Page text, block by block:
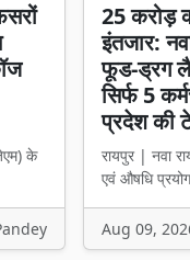
के
25 करोड़
इंतजार:
फूड-ड्रग
सिर्फ 5
प्रदेश की
रायपुर | नवा
एवं औषधि
Aug 09,